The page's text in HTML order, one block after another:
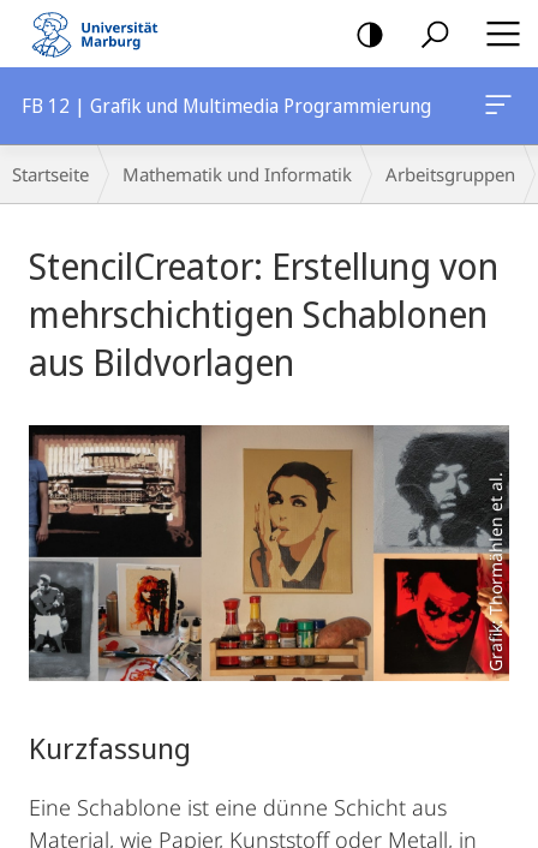
Mobile-
Navigation
FB 12 | Grafik und Multimedia Programmierung
Breadcrumb-
Navigation
Startseite Mathematik und Informatik Arbeitsgruppen
StencilCreator: Erstellung von
mehrschichtigen Schablonen
aus Bildvorlagen
Grafik: Thormählen et al.
Kurzfassung
Eine Schablone ist eine dünne Schicht aus
Material, wie Papier, Kunststoff oder Metall, in